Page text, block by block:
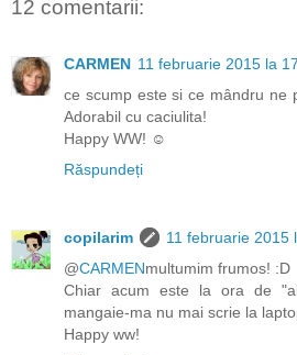
12 comentarii:
CARMEN 11 februarie 2015 la
ce scump este si ce mândru ne
Adorabil cu caciulita!
Happy WW! ☺
Răspundeți
copilarim
11 februarie 2015
@CARMENmultumim frumos! :D
Chiar acum este la ora de
mangaie-ma nu mai scrie la
Happy ww!